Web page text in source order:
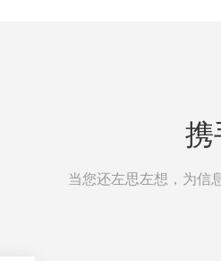
携
当您还左思左想，为信